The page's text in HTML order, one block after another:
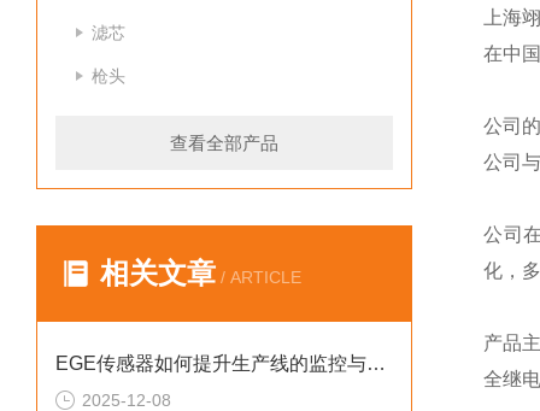
滤芯
枪头
查看全部产品
相关文章 / ARTICLE
EGE传感器如何提升生产线的监控与管理效率？
2025-12-08
上海
在中
公司
公司
公司
化，
产品
全继